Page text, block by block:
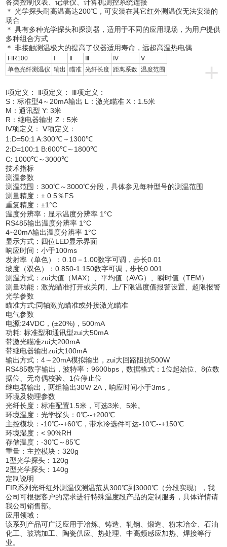
各类控制仪表、记录仪、计算机测控系统连接
＊ 光学探头耐高温高达200℃，可安装在其它红外测温仪无法安装的
场合
＊ 具有多种光学探头和探测器，适用于不同的应用现场，为用户提供
多种组合方式
＊ 非接触测温极大的提高了仪器适用寿命，远超高温热电偶
+
FIR100 Ⅰ Ⅱ Ⅲ Ⅳ
Ⅴ
单色光纤测温仪 输出 瞄准 光纤长度 距离系数 温度范围
Ⅰ项定义： Ⅱ项定义： Ⅲ项定义：
S：标准型4～20mA输出 L：激光瞄准 X：1.5米
M：通讯型 Y: 3米
R：继电器输出 Z：5米
Ⅳ项定义： Ⅴ项定义：
1:D=50:1 A:300℃～1300℃
2:D=100:1 B:600℃～1800℃
C: 1000℃～3000℃
技术指标
测温参数
测温范围：300℃～3000℃分段，具体参见每种型号的测温范围
测量精度：± 0.5％FS
重复精度：±1°C
温度分辨率：显示温度分辨率 1°C
RS485输出温度分辨率 1°C
4~20mA输出温度分辨率 1°C
显示方式：四位LED显示界面
响应时间：小于100ms
发射率（单色）：0.10－1.00数字可调，步长0.01
坡度（双色）：0.850-1.150数字可调，步长0.001
测温方式：zui大值（MAX）、平均值（AVG）、瞬时值（TEM）
测量功能：激光瞄准打开或关闭、上/下限温度值报警设置、超限报警
光学参数
瞄准方式:同轴激光瞄准或外接激光瞄准
电气参数
电源:24VDC，(±20%)，500mA
功耗: 标准型和通讯型zui大50mA
带激光瞄准zui大200mA
带继电器输出zui大100mA
输出方式：4～20mA模拟输出，zui大回路阻抗500W
RS485数字输出，波特率：9600bps，数据格式：1位起始位、8位数
据位、无奇偶校验、1位停止位
继电器输出，两组输出30V/ 2A，响应时间小于3ms 。
环境及物理参数
光纤长度：标准配置1.5米，可选3米、5米。
环境温度：光学探头：0℃--+200℃
主控模块：-10℃--+60℃，带水冷选件可达-10℃--+150℃
环境湿度：< 90%RH
存储温度：-30℃～85℃
重量：主控模块：320g
1型光学探头：120g
2型光学探头：140g
定制说明
FIR系列光纤红外测温仪测温范从300℃到3000℃（分段实现），我
公司可根据客户的需求进行特殊温度段产品的定制服务，具体详情请
我公司销售部。
应用领域：
该系列产品可广泛应用于冶炼、铸造、轧钢、煅造、粉末冶金、石油
化工、玻璃加工、陶瓷供应、热处理、中高频感应加热、焊接等行
业。